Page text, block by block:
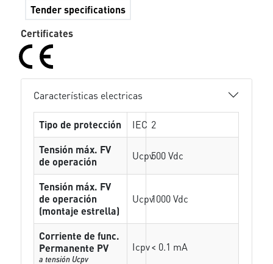
Tender specifications
Certificates
Características electricas
Tipo de protección IEC 2
Tensión máx. FV
de operación
Ucpv500 Vdc
Tensión máx. FV
de operación
(montaje estrella)
Ucpv1000 Vdc
Corriente de func.
Permanente PV
a tensión Ucpv
Icpv< 0.1 mA